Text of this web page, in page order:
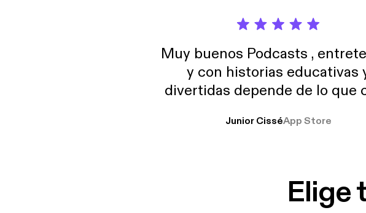
Muy buenos Podcasts ,
y con historias educativas
divertidas depende de lo que
trabajo ya que estoy muchas
Junior CisséApp Store
Elige